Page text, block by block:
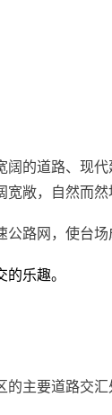
的道路、现
敞，自然而然
路网，使台场
乐趣。
主要道路交